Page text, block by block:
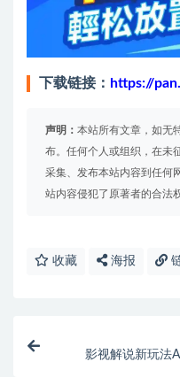
下载链接： https://
声明： 本站所有文章，如无
布。任何个人或组织，在未
采集、发布本站内容到任何
站内容侵犯了原著者的合法
收藏 海报
影视解说新玩法